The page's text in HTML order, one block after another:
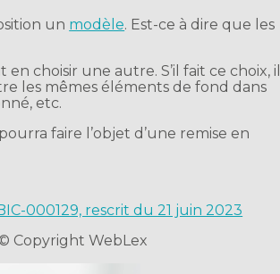
un modèle. Est-ce à dire que les
choisir une autre. S’il fait ce choix, il
les mêmes éléments de fond dans
etc.
faire l’objet d’une remise en
000129, rescrit du 21 juin 2023
Copyright WebLex